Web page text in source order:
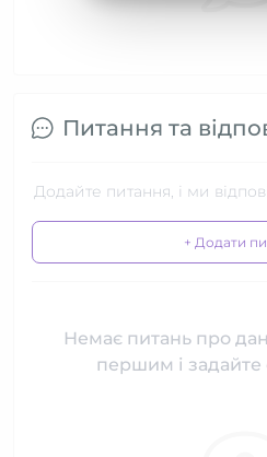
Питання та
Додайте питання, і ми
+ Додати
Немає питань про
першим і задайте